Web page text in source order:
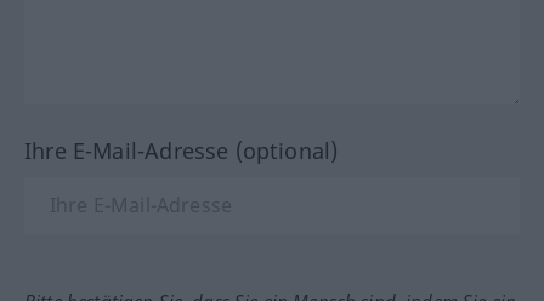
Ihre E-Mail-Adresse (optional)